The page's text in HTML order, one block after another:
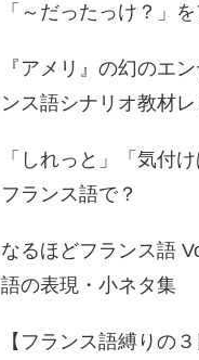
「～だったっけ？」
『アメリ』の幻のエ
ンス語シナリオ教材
「しれっと」「気付
フランス語で？
なるほどフランス語
語の表現・小ネタ集
【フランス語縛りの